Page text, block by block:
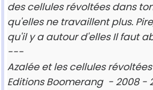
des cellules révoltées dans
qu'elles ne travaillent plus.
qu'il y a autour d'elles Il faut
---
Azalée et les cellules
Editions Boomerang - 2008 -